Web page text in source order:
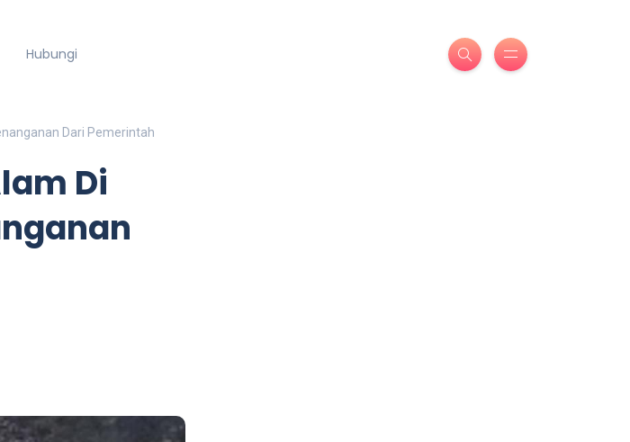
Hubungi
Dari Pemerintah
Di